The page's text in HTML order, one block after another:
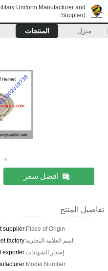
Uniform Manufacturer and
Supplier)
منزل المنتجات
افضل سعر
تفاصيل المنتج
Place of Origin:
supplier
اسم العلامة التجارية:factory
إصدار الشهادات:exporter
Model Number: